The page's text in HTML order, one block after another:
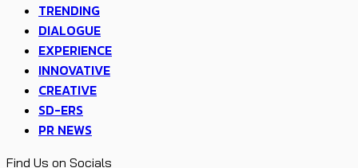
TRENDING
DIALOGUE
EXPERIENCE
INNOVATIVE
CREATIVE
SD-ERS
PR NEWS
Find Us on Socials